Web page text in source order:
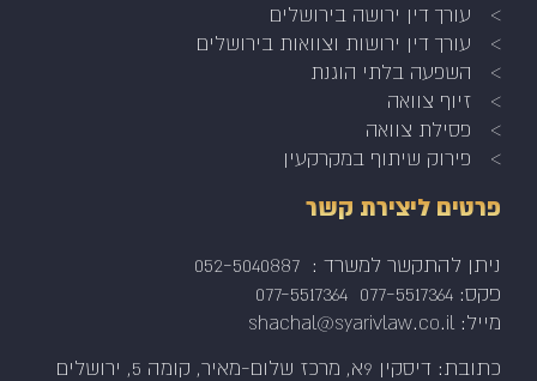
עורך דין ירושה בירושלים
עורך דין ירושות וצוואות בירושלים
השפעה בלתי הוגנת
זיוף צוואה
פסילת צוואה
פירוק שיתוף במקרקעין
פרטים ליצירת קשר
ניתן להתקשר למשרד :
052-5040887
פקס: 077-5517364
077-5517364
מייל: shachal@syarivlaw.co.il
כתובת: דיסקין 9א, מרכז שלום-מאיר, קומה 5, ירושלים